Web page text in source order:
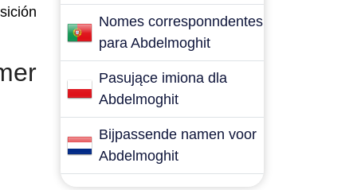
Nomes corresponndentes
para Abdelmoghit
Pasujące imiona dla
Abdelmoghit
Bijpassende namen voor
Abdelmoghit